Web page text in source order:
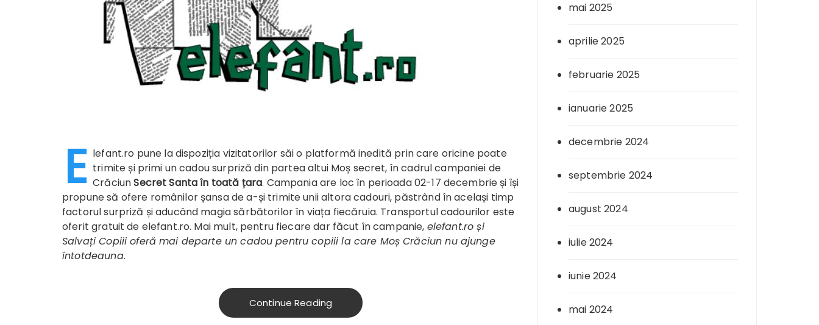
E lefant.ro pune la dispoziția vizitatorilor săi o platformă inedită prin care oricine poate
trimite și primi un cadou surpriză din partea altui Moș secret, în cadrul campaniei de
CrăciunSecret Santa în toată țara. Campania are loc în perioada 02-17 decembrie și își
propune să ofere românilor șansa de a-și trimite unii altora cadouri, păstrând în același timp
factorul surpriză și aducând magia sărbătorilor în viața fiecăruia. Transportul cadourilor este
oferit gratuit de elefant.ro. Mai mult, pentru fiecare dar făcut în campanie, elefant.ro și
Salvați Copiii oferă mai departe un cadou pentru copiii la care Moș Crăciun nu ajunge
întotdeauna.
Continue Reading
mai 2025
aprilie 2025
februarie 2025
ianuarie 2025
decembrie 2024
septembrie 2024
august 2024
iulie 2024
iunie 2024
mai 2024